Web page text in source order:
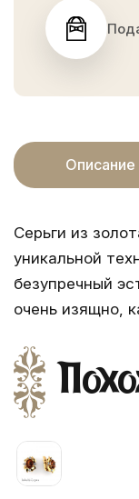
Описание
Серьги из
уникальной
безупречный
очень изящно,